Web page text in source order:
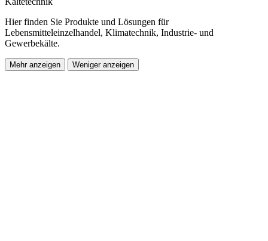
Hier finden Sie Produkte und Lösungen für
Lebensmitteleinzelhandel, Klimatechnik, Industrie- und
Gewerbekälte.
Mehr anzeigen Weniger anzeigen